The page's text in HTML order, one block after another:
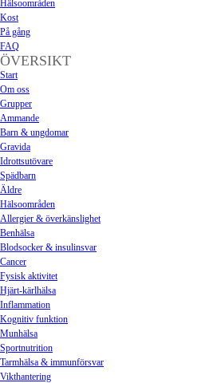
Hälsoområden
Kost
På gång
FAQ
ÖVERSIKT
Start
Om oss
Grupper
Ammande
Barn & ungdomar
Gravida
Idrottsutövare
Spädbarn
Äldre
Hälsoområden
Allergier & överkänslighet
Benhälsa
Blodsocker & insulinsvar
Cancer
Fysisk aktivitet
Hjärt-kärlhälsa
Inflammation
Kognitiv funktion
Munhälsa
Sportnutrition
Tarmhälsa & immunförsvar
Vikthantering